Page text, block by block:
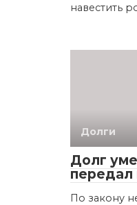
навестить
Долги
Долг
передал
По закону